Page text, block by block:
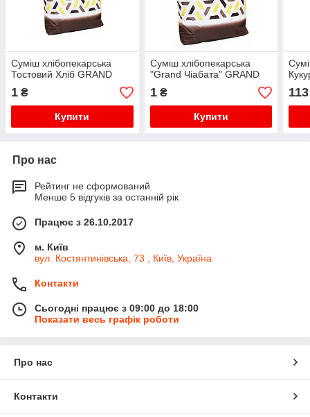
Суміш хлібопекарська
Тостовий Хліб GRAND
1 ₴
Купити
Суміш хлібопекарська
"Grand Чіабата" GRAND
1₴
Купити
113
Про нас
Рейтинг не сформований
Менше 5 відгуків за останній рік
Працює з 26.10.2017
м. Київ
вул. Костянтинівська, 73 , Київ, Україна
Контакти
Сьогодні працює з 09:00 до 18:00
Показати весь графік роботи
Про нас
Контакти